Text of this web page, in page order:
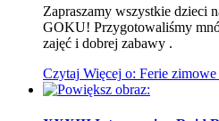
Zapraszamy wszystkie dzieci
GOKU! Przygotowaliśmy
zajęć i dobrej zabawy .
Czytaj Więcej o: Ferie